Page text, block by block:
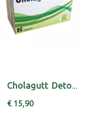
Cholagutt Detox Caps X 60 cáps(s)
€ 15,90